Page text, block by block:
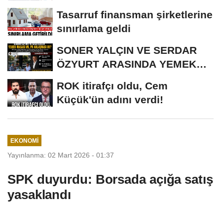
Tasarruf finansman şirketlerine
sınırlama geldi
SONER YALÇIN VE SERDAR
ÖZYURT ARASINDA YEMEK
ROK itirafçı oldu, Cem
Küçük'ün adını verdi!
EKONOMI
Yayınlanma: 02 Mart 2026 - 01:37
SPK duyurdu: Borsada açığa satış
yasaklandı